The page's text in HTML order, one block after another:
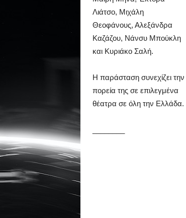
Λιάτσο, Μιχάλη
Θεοφάνους, Αλεξάνδρα
Καζάζου, Νάνσυ Μπούκλη
και Κυριάκο Σαλή.
Η παράσταση συνεχίζει την
πορεία της σε επιλεγμένα
θέατρα σε όλη την Ελλάδα.